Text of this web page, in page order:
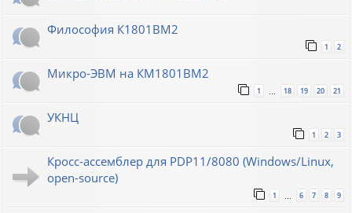
Философия К1801ВМ2
1 2
Микро-ЭВМ на КМ1801ВМ2
1 18 19 20 21
УКНЦ
1 2 3
Кросс-ассемблер для PDP11/8080 (Windows/Linux,
open-source)
1 … 6 7 8 9